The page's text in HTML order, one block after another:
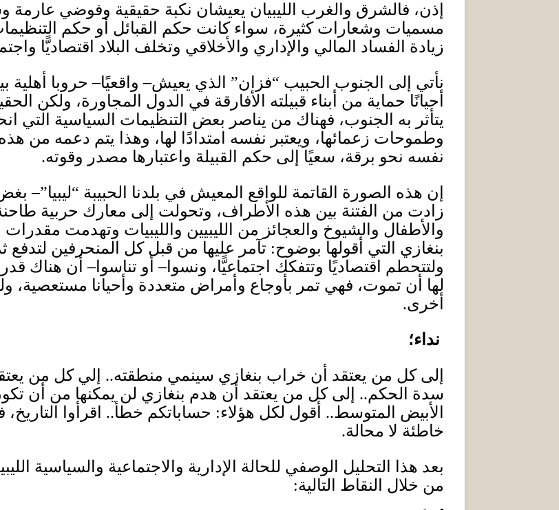
إذن، فالشرق والغرب الليبيان يعيشان نكبة حقيقية وفوضي عارمة
مسميات وشعارات كثيرة، سواء كانت حكم القبائل أو حكم
زيادة الفساد المالي والإداري والأخلاقي وتخلف البلاد اقتصاديًّا
نأتي إلى الجنوب الحبيب “فزان” الذي يعيش– واقعيًا– حروبا أهلية
أحيانًا حماية من أبناء قبيلته الأفارقة في الدول المجاورة، ولكن
يتأثر به الجنوب، فهناك من يناصر بعض التنظيمات السياسية التي
وطموحات زعمائها، ويعتبر نفسه امتدادًا لها، وهذا يتم دعمه من
نفسه نحو برقة، سعيًا إلى حكم القبيلة واعتبارها مصدر وقوته.
إن هذه الصورة القاتمة للواقع المعيش في بلدنا الحبيبة “ليبيا”–
زادت من الفتنة بين هذه الأطراف، وتحولت إلى معارك حربية
والأطفال والشيوخ والعجائز من الليبيين والليبيات وتهدمت
بنغازي التي أقولها بوضوح: تآمر عليها من قبل كل المنحرفين لتدفع
ولتتحطم اقتصاديًا وتتفكك اجتماعيًّا، ونسوا– أو تناسوا– أن هناك
لها أن تموت، فهي تمر بأوجاع وأمراض متعددة وأحيانا
أخرى.
نداء؛
إلى كل من يعتقد أن خراب بنغازي سينمي منطقته..
إلي كل من
سدة الحكم..
إلى كل من يعتقد أن هدم بنغازي لن يمكنها من أن
الأبيض المتوسط.. أقول لكل هؤلاء: حساباتكم خطأ.. اقرأوا
خاطئة لا محالة.
بعد هذا التحليل الوصفي للحالة الإدارية والاجتماعية والسياسية
من خلال النقاط التالية: